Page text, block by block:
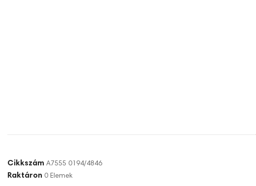
Cikkszám A7555 0194/4846
Raktáron 0 Elemek